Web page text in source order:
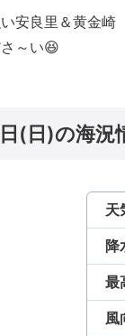
安良里＆黄金崎
～い😆
(日)の海況
天
降
最
風